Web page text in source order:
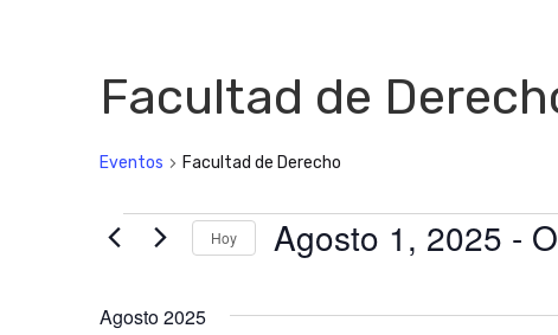
Facultad de
Eventos Facultad de Derecho
Eventos
Hoy Agosto 1, 2025 -
Agosto 2025